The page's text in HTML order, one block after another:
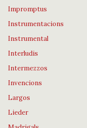
Impromptus
Instrumentacions
Instrumental
Interludis
Intermezzos
Invencions
Largos
Lieder